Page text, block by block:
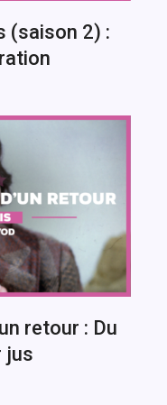
(saison 2) :
retour : Du
jus